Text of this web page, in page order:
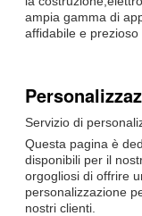
ampia gamma di
affidabile e
Servizio di
Questa pagina è
disponibili per il
orgogliosi di offrire
personalizzazione
nostri clienti.